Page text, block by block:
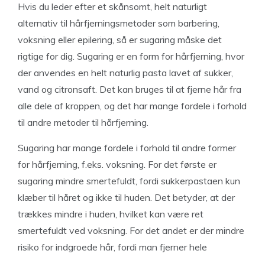
Hvis du leder efter et skånsomt, helt naturligt
alternativ til hårfjerningsmetoder som barbering,
voksning eller epilering, så er sugaring måske det
rigtige for dig. Sugaring er en form for hårfjerning, hvor
der anvendes en helt naturlig pasta lavet af sukker,
vand og citronsaft. Det kan bruges til at fjerne hår fra
alle dele af kroppen, og det har mange fordele i forhold
til andre metoder til hårfjerning.
Sugaring har mange fordele i forhold til andre former
for hårfjerning, f.eks. voksning. For det første er
sugaring mindre smertefuldt, fordi sukkerpastaen kun
klæber til håret og ikke til huden. Det betyder, at der
trækkes mindre i huden, hvilket kan være ret
smertefuldt ved voksning. For det andet er der mindre
risiko for indgroede hår, fordi man fjerner hele